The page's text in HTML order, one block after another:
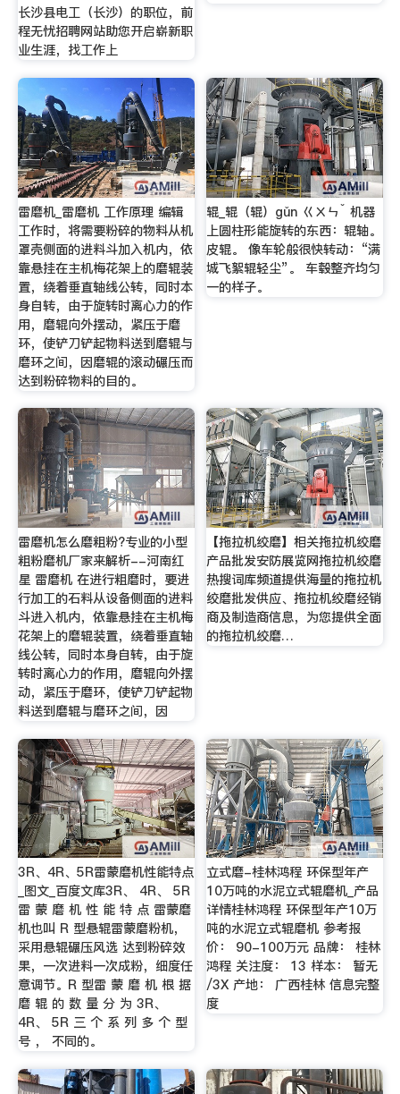
长沙县电工（长沙）的职位，前
程无忧招聘网站助您开启崭新职
业生涯，找工作上
雷磨机_雷磨机 工作原理 编辑
工作时，将需要粉碎的物料从机
罩壳侧面的进料斗加入机内，依
靠悬挂在主机梅花架上的磨辊装
置，绕着垂直轴线公转，同时本
身自转，由于旋转时离心力的作
用，磨辊向外摆动，紧压于磨
环，使铲刀铲起物料送到磨辊与
磨环之间，因磨辊的滚动碾压而
达到粉碎物料的目的。
辊_辊（辊）gǔn ㄍㄨㄣˇ 机器
上圆柱形能旋转的东西：辊轴。
皮辊。 像车轮般很快转动：“满
城飞絮辊轻尘”。 车毂整齐均匀
一的样子。
雷磨机怎么磨粗粉?专业的小型
粗粉磨机厂家来解析--河南红
星 雷磨机 在进行粗磨时，要进
行加工的石料从设备侧面的进料
斗进入机内，依靠悬挂在主机梅
花架上的磨辊装置，绕着垂直轴
线公转，同时本身自转，由于旋
转时离心力的作用，磨辊向外摆
动，紧压于磨环，使铲刀铲起物
料送到磨辊与磨环之间，因
【拖拉机绞磨】相关拖拉机绞磨
产品批发安防展览网拖拉机绞磨
热搜词库频道提供海量的拖拉机
绞磨批发供应、拖拉机绞磨经销
商及制造商信息，为您提供全面
的拖拉机绞磨…
3R、4R、5R雷蒙磨机性能特点
_图文_百度文库3R、 4R、 5R
雷 蒙 磨 机 性 能 特 点 雷蒙磨
机也叫 R 型悬辊雷蒙磨粉机，
采用悬辊碾压风选 达到粉碎效
果，一次进料一次成粉，细度任
意调节。R 型雷 蒙 磨 机 根 据
磨 辊 的 数 量 分 为 3R、
4R、 5R 三 个 系 列 多 个 型
号 ， 不同的。
立式磨-桂林鸿程 环保型年产
10万吨的水泥立式辊磨机_产品
详情桂林鸿程 环保型年产10万
吨的水泥立式辊磨机 参考报
价： 90-100万元 品牌： 桂林
鸿程 关注度： 13 样本： 暂无
/3X 产地： 广西桂林 信息完整
度